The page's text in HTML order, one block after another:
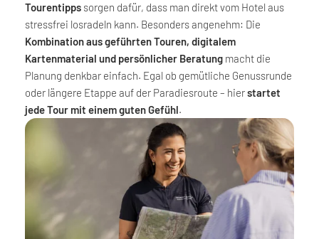
Tourentipps sorgen dafür, dass man direkt vom Hotel aus
stressfrei losradeln kann. Besonders angenehm: Die
Kombination aus geführten Touren, digitalem
Kartenmaterial und persönlicher Beratung macht die
Planung denkbar einfach. Egal ob gemütliche Genussrunde
oder längere Etappe auf der Paradiesroute – hierstartet
jede Tour mit einem guten Gefühl.